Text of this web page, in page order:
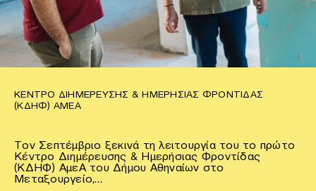
ΚΈΝΤΡΟ ΔΙΗΜΈΡΕΥΣΗΣ & ΗΜΕΡΉΣΙΑΣ ΦΡΟΝΤΊΔΑΣ
(ΚΔΗΦ) ΑΜΕΑ
Τον Σεπτέμβριο ξεκινά τη λειτουργία του το πρώτο
Κέντρο Διημέρευσης & Ημερήσιας Φροντίδας
(ΚΔΗΦ) ΑμεΑ του Δήμου Αθηναίων στο
Μεταξουργείο,…